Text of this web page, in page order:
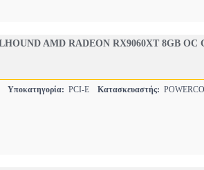
AMD RADEON RX9060XT 8GB OC
Υποκατηγορία: PCI-E Κατασκευαστής: